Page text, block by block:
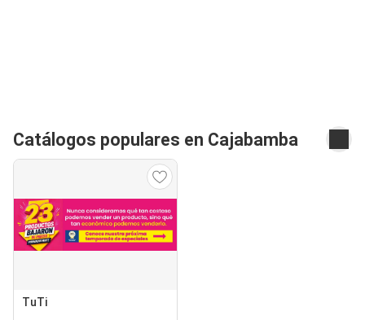
Catálogos populares en Cajabamba
TuTi